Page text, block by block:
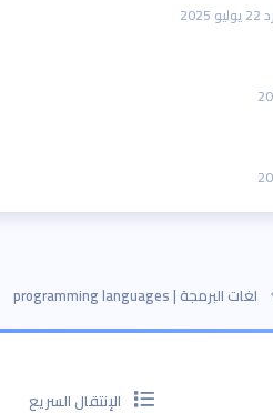
22 يوليو 2025
لغات البرمجة | programming languages
الإنتقال السريع